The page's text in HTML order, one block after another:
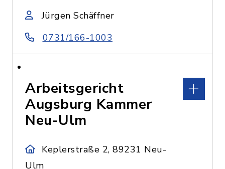
Jürgen Schäffner
0731/166-1003
Arbeitsgericht
Augsburg Kammer
Neu-Ulm
Keplerstraße 2, 89231 Neu-
Ulm